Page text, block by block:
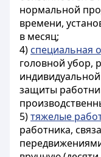
нормальной
времени,
в месяц;
4) специальная
головной убор,
защиты
5)тяжелые
работника,